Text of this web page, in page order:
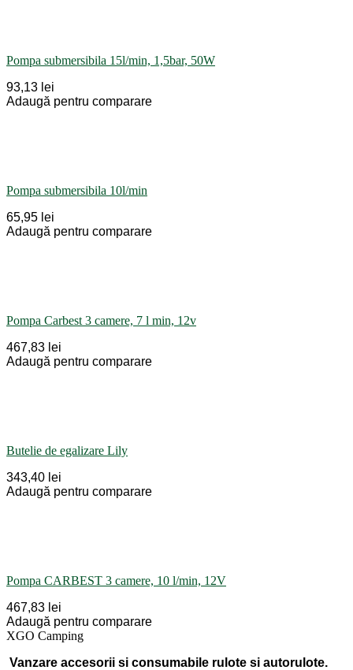
Pompa submersibila 15l/min, 1,5bar, 50W
93,13 lei
Adaugă pentru comparare
Pompa submersibila 10l/min
65,95 lei
Adaugă pentru comparare
Pompa Carbest 3 camere, 7 l min, 12v
467,83 lei
Adaugă pentru comparare
Butelie de egalizare Lily
343,40 lei
Adaugă pentru comparare
Pompa CARBEST 3 camere, 10 l/min, 12V
467,83 lei
Adaugă pentru comparare
XGO Camping
Vanzare accesorii si consumabile rulote si autorulote.